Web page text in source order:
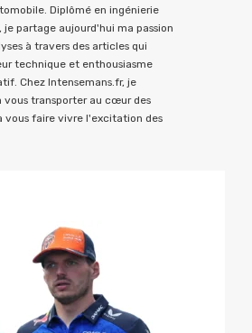
Diplômé en ingénierie
je partage aujourd'hui ma passion
à travers des articles qui
technique et enthousiasme
Chez Intensemans.fr, je
vous transporter au cœur des
vous faire vivre l'excitation des